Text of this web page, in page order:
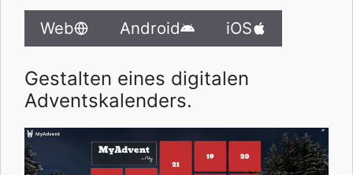
Web Android iOS
Gestalten eines digitalen
Adventskalenders.